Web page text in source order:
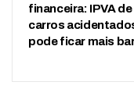
financeira: IPVA de
carros
pode ficar mais